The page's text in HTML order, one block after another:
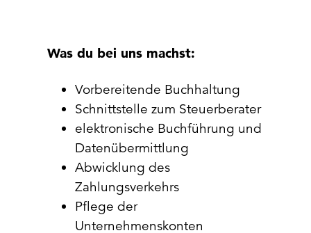
Was du bei uns machst:
Vorbereitende Buchhaltung
Schnittstelle zum Steuerberater
elektronische Buchführung und
Datenübermittlung
Abwicklung des
Zahlungsverkehrs
Pflege der
Unternehmenskonten